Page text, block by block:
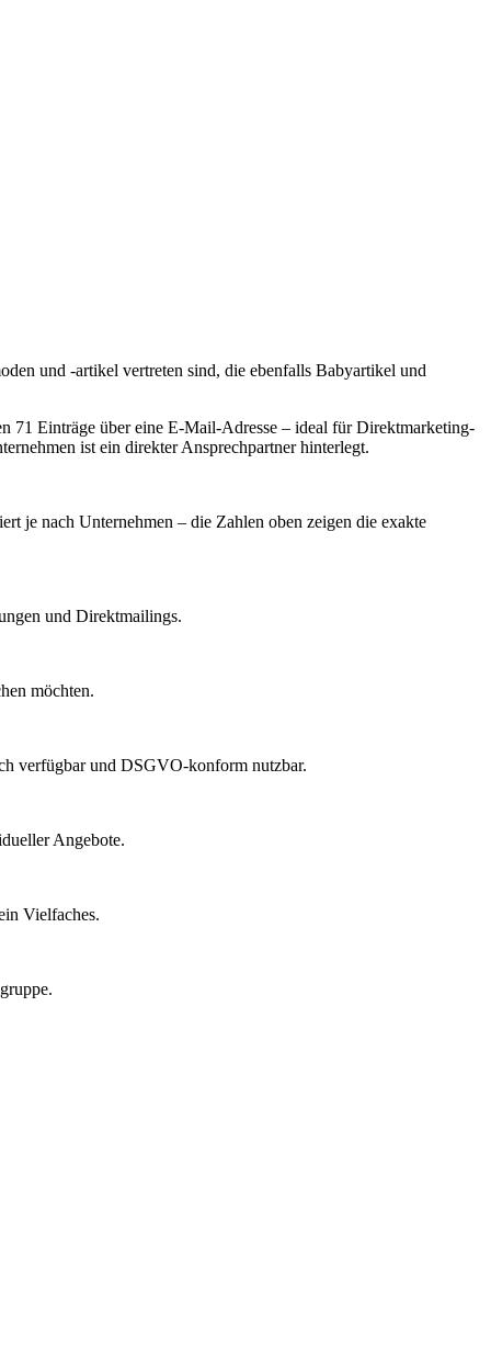
und -artikel vertreten sind, die ebenfalls Babyartikel und
71 Einträge über eine E-Mail-Adresse – ideal für Direktmarketing-
ist ein direkter Ansprechpartner hinterlegt.
je nach Unternehmen – die Zahlen oben zeigen die exakte
und Direktmailings.
möchten.
verfügbar und DSGVO-konform nutzbar.
Angebote.
Vielfaches.